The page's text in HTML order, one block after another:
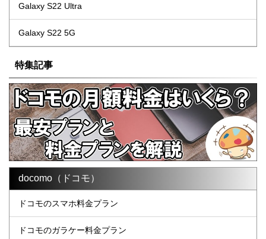
Galaxy S22 Ultra
Galaxy S22 5G
特集記事
docomo（ドコモ）
ドコモのスマホ料金プラン
ドコモのガラケー料金プラン